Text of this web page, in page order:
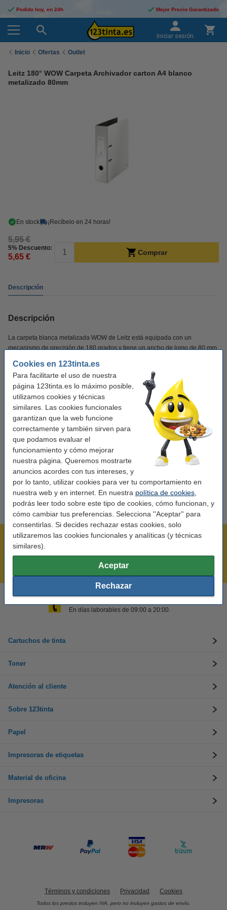
Cookies en 123tinta.es
Para facilitarte el uso de nuestra
página 123tinta.es lo máximo posible,
utilizamos cookies y técnicas
similares. Las cookies funcionales
garantizan que la web funcione
correctamente y también sirven para
que podamos evaluar el
funcionamiento y cómo mejorar
nuestra página. Queremos mostrarte
anuncios acordes con tus intereses, y
por lo tanto, utilizar cookies para ver tu comportamiento en
nuestra web y en internet. En nuestra política de cookies
podrás leer todo sobre este tipo de cookies, cómo funcionan, y
cómo cambiar tus preferencias. Selecciona ''Aceptar'' para
consentirlas. Si decides rechazar estas cookies, solo
utilizaremos las cookies funcionales y analíticas (y técnicas
similares).
Aceptar
Rechazar
Pedido hoy, en 24h Mejor Precio Garantizado
Iniciar sesión
Inicio Ofertas Outlet
Leitz 180° WOW Carpeta Archivador carton A4 blanco
metalizado 80mm
En stock ¡Recíbelo en 24 horas!
5,95 €
5% Descuento:
5,65 € Comprar
Descripción
Descripción
La carpeta blanca metalizada WOW de Leitz está equipada con un
mecanismo de precisión de 180 grados y tiene un ancho de lomo de 80 mm.
lo que le da a la carpeta una apariencia profesional y elegante. El archivo
tiene una capacidad de 600 hojas de papel A4 de 80 gramos.
Especificaciones:
Color: blanco metalizado
Medidas: 285 x 318 mm
Ancho parte posterior: 80 mm
Agregue color a su espacio de trabajo con este esencial archivador Leitz
WOW.
Rápido y sencillo
Llámanos al 900 123 247
En días laborables de 09:00 a 20:00.
Cartuchos de tinta
Toner
Atención al cliente
Sobre 123tinta
Papel
Impresoras de etiquetas
Material de oficina
Impresoras
Términos y condiciones Privacidad Cookies
Todos los precios incluyen IVA, pero no incluyen gastos de envío.